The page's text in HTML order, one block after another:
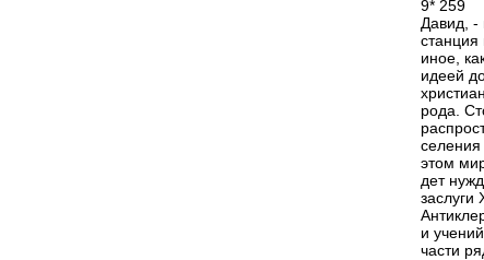
9* 259
Давид, -
станция
иное,
идеей
рода.
селения
этом
дет
заслуги
и
части